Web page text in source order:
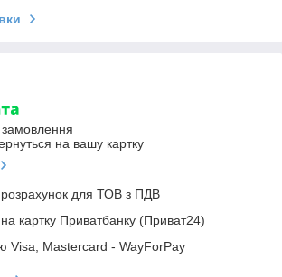
на вашу картку
розрахунок для ТОВ з ПДВ
на картку Приватбанку (Приват24)
Visa, Mastercard - WayForPay